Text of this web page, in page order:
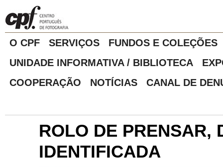
O CPF SERVIÇOS
FUNDOS E COLEÇÕES
UNIDADE INFORMATIVA / BIBLIOTECA
COOPERAÇÃO
NOTÍCIAS CANAL DE
ROLO DE PRENSAR,
IDENTIFICADA